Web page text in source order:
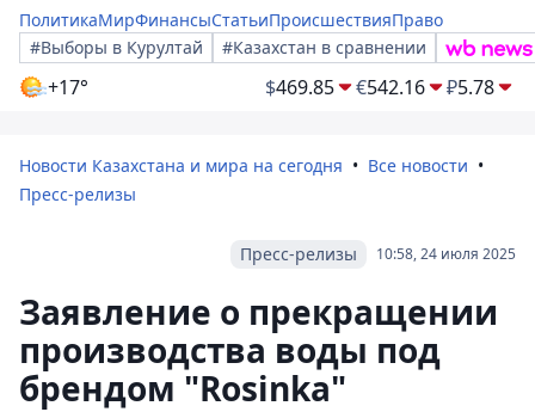
ПолитикаМирФинансыСтатьиПроисшествияПраво
#Выборы в Курултай
#Казахстан в сравнении
+17° $469.85 €542.16 ₽5.78
Новости Казахстана и мира на сегодня
Все новости
Пресс-релизы
10:58, 24 июля 2025
Пресс-релизы
Заявление о прекращении
производства воды под
брендом "Rosinka"